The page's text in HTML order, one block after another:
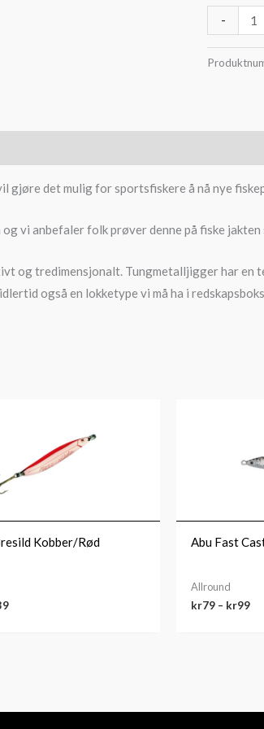
-
gjøre det mulig for sportsfiskere å nå nye
vi anbefaler folk prøver denne på fiske jakten
og tredimensjonalt. Tungmetalljigger har en
også en lokketype vi må ha i
Kobber/Rød Abu Fast
Allround
kr79 – kr99